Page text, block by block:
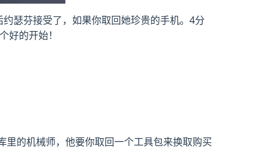
瑟芬接受了，如果你取回她珍贵的手机。4分
的开始！
的机械师，他要你取回一个工具包来换取购买